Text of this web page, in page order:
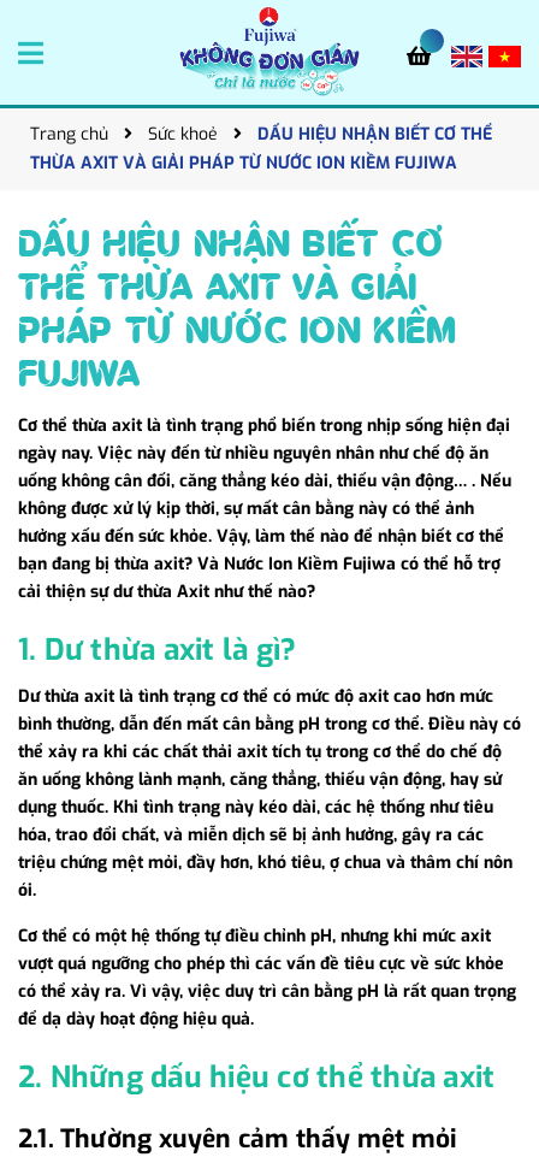
Trang chủ Sức khoẻ
DẤU HIỆU NHẬN BIẾT CƠ THỂ
THỪA AXIT VÀ GIẢI PHÁP TỪ NƯỚC ION KIỀM FUJIWA
DẤU HIỆU NHẬN BIẾT CƠ
THỂ THỪA AXIT VÀ GIẢI
PHÁP TỪ NƯỚC ION KIỀM
FUJIWA
Cơ thể thừa axit là tình trạng phổ biến trong nhịp sống hiện đại
ngày nay. Việc này đến từ nhiều nguyên nhân như chế độ ăn
uống không cân đối, căng thẳng kéo dài, thiếu vận động… . Nếu
không được xử lý kịp thời, sự mất cân bằng này có thể ảnh
hưởng xấu đến sức khỏe. Vậy, làm thế nào để nhận biết cơ thể
bạn đang bị thừa axit? Và Nước Ion Kiềm Fujiwa có thể hỗ trợ
cải thiện sự dư thừa Axit như thế nào?
1. Dư thừa axit là gì?
Dư thừa axit là tình trạng cơ thể có mức độ axit cao hơn mức
bình thường, dẫn đến mất cân bằng pH trong cơ thể. Điều này có
thể xảy ra khi các chất thải axit tích tụ trong cơ thể do chế độ
ăn uống không lành mạnh, căng thẳng, thiếu vận động, hay sử
dụng thuốc. Khi tình trạng này kéo dài, các hệ thống như tiêu
hóa, trao đổi chất, và miễn dịch sẽ bị ảnh hưởng, gây ra các
triệu chứng mệt mỏi, đầy hơn, khó tiêu, ợ chua và thâm chí nôn
ói.
Cơ thể có một hệ thống tự điều chỉnh pH, nhưng khi mức axit
vượt quá ngưỡng cho phép thì các vấn đề tiêu cực về sức khỏe
có thể xảy ra. Vì vậy, việc duy trì cân bằng pH là rất quan trọng
để dạ dày hoạt động hiệu quả.
2. Những dấu hiệu cơ thể thừa axit
2.1. Thường xuyên cảm thấy mệt mỏi